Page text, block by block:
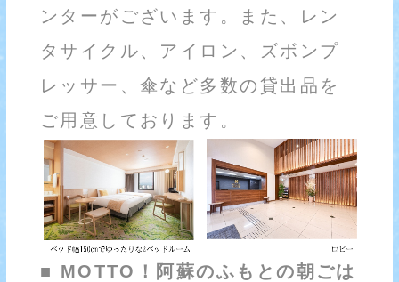
ンターがございます。また、レン
タサイクル、アイロン、ズボンプ
レッサー、傘など多数の貸出品を
ご用意しております。
■ MOTTO！阿蘇のふもとの朝ごは